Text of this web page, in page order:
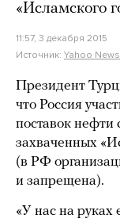
«Исламского
11:57, 3 декабря 2015
Источник: Yahoo News
Президент
что Россия
поставок
захваченных
(в РФ
и запрещена).
«У нас на руках